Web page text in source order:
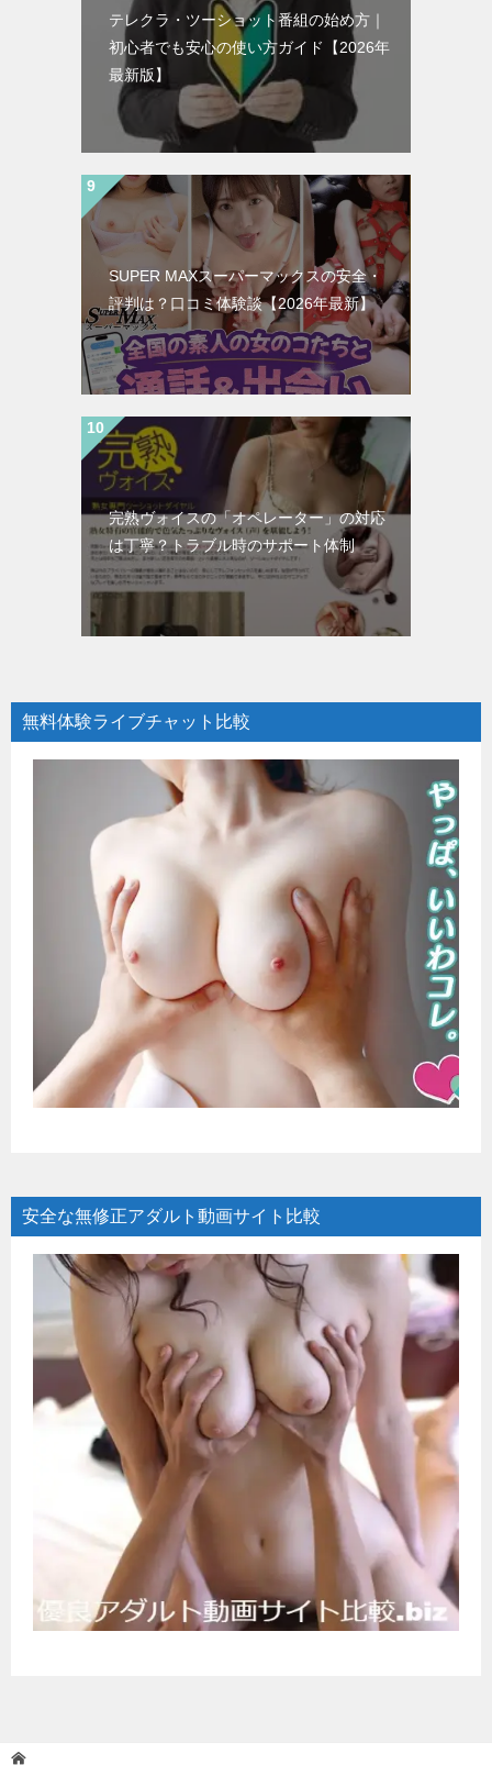
テレクラ・ツーショット番組の始め方｜
初心者でも安心の使い方ガイド【2026年
最新版】
SUPER MAXスーパーマックスの安全・
評判は？口コミ体験談【2026年最新】
完熟ヴォイスの「オペレーター」の対応
は丁寧？トラブル時のサポート体制
無料体験ライブチャット比較
安全な無修正アダルト動画サイト比較